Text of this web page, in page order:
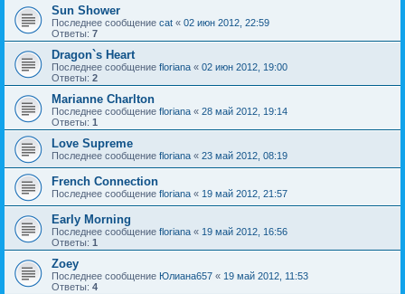
Sun Shower
Последнее сообщение cat « 02 июн 2012, 22:59
Ответы: 7
Dragon`s Heart
Последнее сообщение floriana « 02 июн 2012, 19:00
Ответы: 2
Marianne Charlton
Последнее сообщение floriana « 28 май 2012, 19:14
Ответы: 1
Love Supreme
Последнее сообщение floriana « 23 май 2012, 08:19
French Connection
Последнее сообщение floriana « 19 май 2012, 21:57
Early Morning
Последнее сообщение floriana « 19 май 2012, 16:56
Ответы: 1
Zoey
Последнее сообщение Юлиана657 « 19 май 2012, 11:53
Ответы: 4